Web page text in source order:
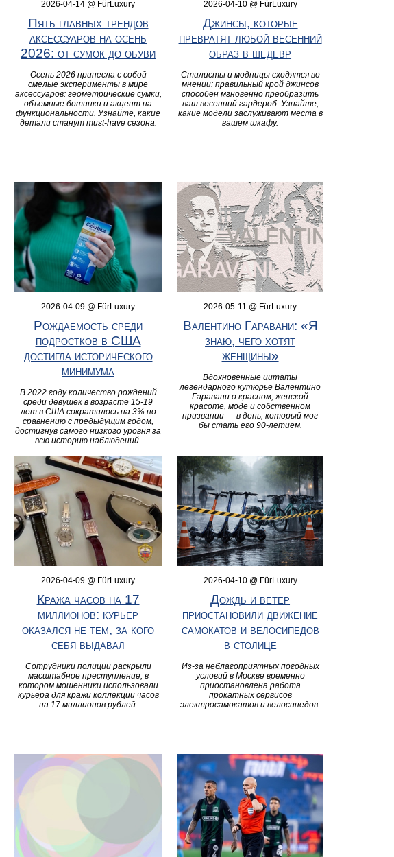
2026-04-14 @ FürLuxury
Пять главных трендов
аксессуаров на осень
2026: от сумок до обуви
Осень 2026 принесла с собой
смелые эксперименты в мире
аксессуаров: геометрические сумки,
объемные ботинки и акцент на
функциональности. Узнайте, какие
детали станут must-have сезона.
2026-04-10 @ FürLuxury
Джинсы, которые
превратят любой весенний
образ в шедевр
Стилисты и модницы сходятся во
мнении: правильный крой джинсов
способен мгновенно преобразить
ваш весенний гардероб. Узнайте,
какие модели заслуживают места в
вашем шкафу.
2026-04-09 @ FürLuxury
Рождаемость среди
подростков в США
достигла исторического
минимума
В 2022 году количество рождений
среди девушек в возрасте 15-19
лет в США сократилось на 3% по
сравнению с предыдущим годом,
достигнув самого низкого уровня за
всю историю наблюдений.
2026-05-11 @ FürLuxury
Валентино Гаравани: «Я
знаю, чего хотят
женщины»
Вдохновенные цитаты
легендарного кутюрье Валентино
Гаравани о красном, женской
красоте, моде и собственном
призвании — в день, который мог
бы стать его 90-летием.
2026-04-09 @ FürLuxury
Кража часов на 17
миллионов: курьер
оказался не тем, за кого
себя выдавал
Сотрудники полиции раскрыли
масштабное преступление, в
котором мошенники использовали
курьера для кражи коллекции часов
на 17 миллионов рублей.
2026-04-10 @ FürLuxury
Дождь и ветер
приостановили движение
самокатов и велосипедов
в столице
Из-за неблагоприятных погодных
условий в Москве временно
приостановлена работа
прокатных сервисов
электросамокатов и велосипедов.